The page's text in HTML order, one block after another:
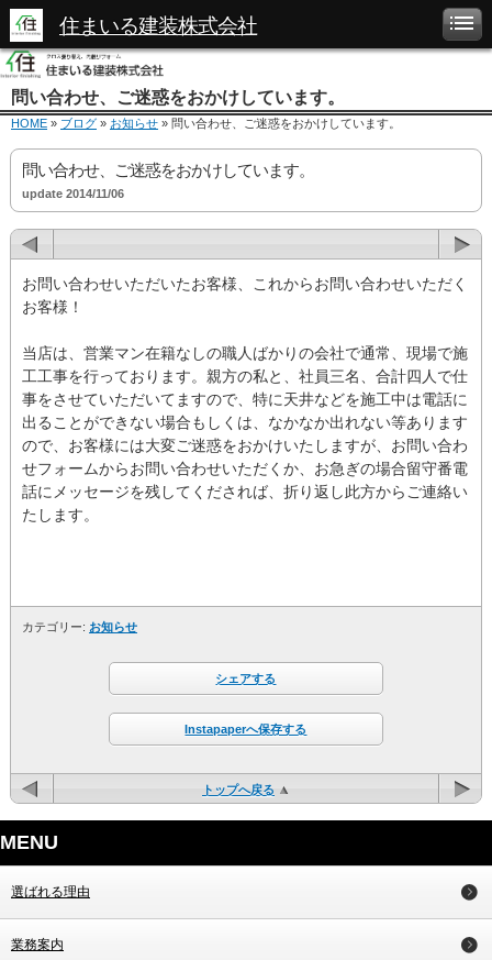
住まいる建装株式会社
問い合わせ、ご迷惑をおかけしています。
HOME » ブログ » お知らせ » 問い合わせ、ご迷惑をおかけしています。
問い合わせ、ご迷惑をおかけしています。
update 2014/11/06
お問い合わせいただいたお客様、これからお問い合わせいただく
お客様！
当店は、営業マン在籍なしの職人ばかりの会社で通常、現場で施
工工事を行っております。親方の私と、社員三名、合計四人で仕
事をさせていただいてますので、特に天井などを施工中は電話に
出ることができない場合もしくは、なかなか出れない等あります
ので、お客様には大変ご迷惑をおかけいたしますが、お問い合わ
せフォームからお問い合わせいただくか、お急ぎの場合留守番電
話にメッセージを残してくだされば、折り返し此方からご連絡い
たします。
カテゴリー: お知らせ
シェアする
Instapaperへ保存する
トップへ戻る
MENU
選ばれる理由
業務案内